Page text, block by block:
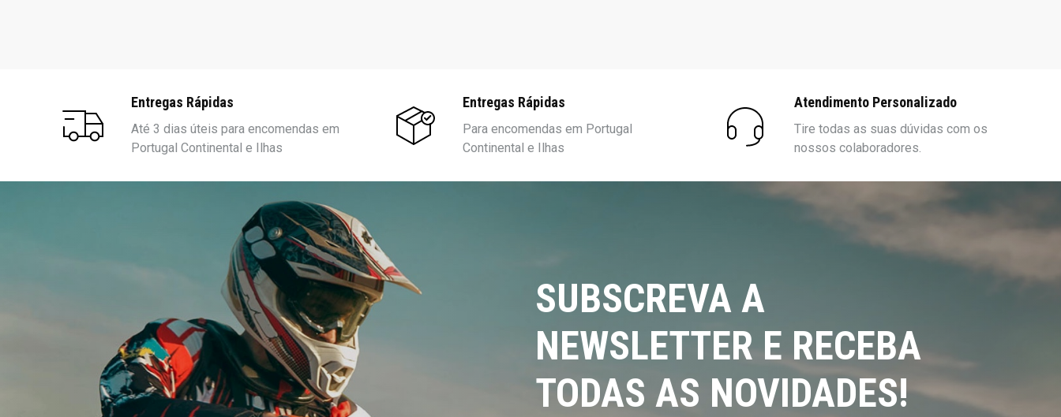
Entregas Rápidas
Até 3 dias úteis para encomendas em
Portugal Continental e Ilhas
Entregas Rápidas
Para encomendas em Portugal
Continental e Ilhas
Atendimento Personalizado
Tire todas as suas dúvidas com os
nossos colaboradores.
SUBSCREVA A
NEWSLETTER E RECEBA
TODAS AS NOVIDADES!